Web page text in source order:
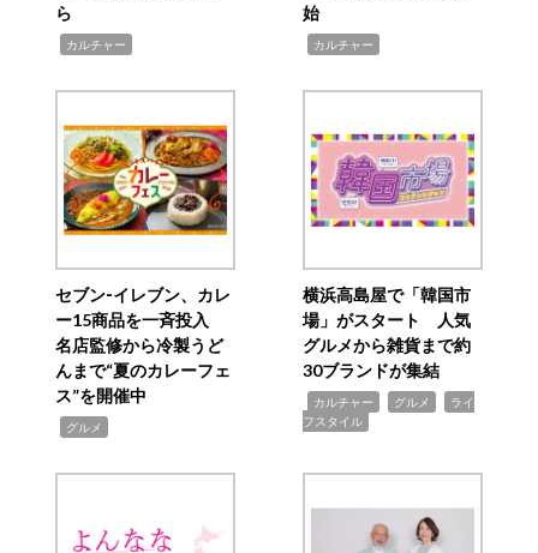
ら
カルチャー
始
カルチャー
セブン‐イレブン、カレ
ー15商品を一斉投入
名店監修から冷製うど
んまで“夏のカレーフェ
ス”を開催中
グルメ
横浜高島屋で「韓国市
場」がスタート 人気
グルメから雑貨まで約
30ブランドが集結
カルチャー グルメ
ライ
フスタイル